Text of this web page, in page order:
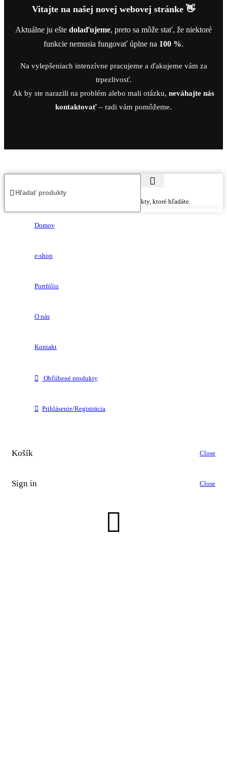
Vitajte na našej novej webovej stránke 👋
Aktuálne ju ešte dolaďujeme, preto sa môže stať, že niektoré
funkcie nemusia fungovať úplne na 100 %.
Na vylepšeniach intenzívne pracujeme a ďakujeme vám za
trpezlivosť.
Ak by ste narazili na problém alebo mali otázku, neváhajte nás
kontaktovať – radi vám pomôžeme.
Začnite písať a zobrazia sa vám produkty, ktoré hľadáte.
Domov
e-shop
Portfólio
O nás
Kontakt
Obľúbené produkty
Prihlásenie/Registrácia
Košík Close
Sign in Close